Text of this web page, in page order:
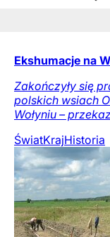
Ekshumacje na
Zakończyły się
polskich wsiach
Wołyniu –
ŚwiatKrajHistoria